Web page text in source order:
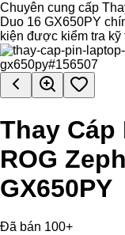
Chuyên cung cấp
Duo 16 GX650PY
kiện được kiểm tra kỹ
Thay
ROG
GX650PY
Đã bán 100+